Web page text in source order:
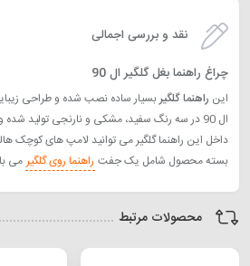
نقد و بررسی اجمالی
چراغ راهنما بغل گلگیر ال 90
این راهنما گلگیربسیار ساده نصب شده و طراحی
ال 90 در سه رنگ سفید، مشکی و نارنجی تولید شده و ساخت ایران می باشد.
داخل این راهنما گلگیر می توانید لامپ های کوچک
بسته محصول شامل یک جفت راهنما روی گلگیر می
محصولات مرتبط